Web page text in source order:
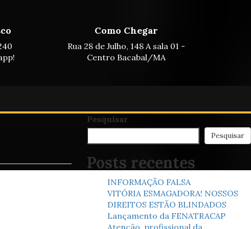
Como Chegar
Rua 28 de Julho, 148 A sala 01 -
Centro Bacabal/MA
Pesquisar
Pesquisar
Posts recentes
INFORMAÇÃO FALSA
VITÓRIA ESMAGADORA! NOSSOS
DIREITOS ESTÃO BLINDADOS
Lançamento da FENATRACAP
Atenção, profissional da